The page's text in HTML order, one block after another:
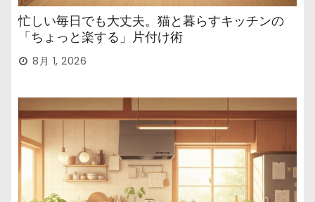
忙しい毎日でも大丈夫。猫と暮らすキッチンの
「ちょっと楽する」片付け術
8月 1, 2026